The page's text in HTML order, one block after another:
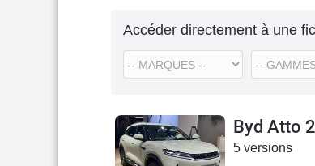
Accéder directement à une
Byd Atto 2
5 versions